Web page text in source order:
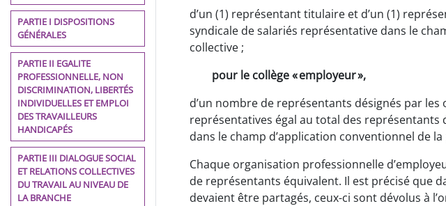
PARTIE I DISPOSITIONS
GÉNÉRALES
PARTIE II EGALITE
PROFESSIONNELLE, NON
DISCRIMINATION, LIBERTÉS
INDIVIDUELLES ET EMPLOI
DES TRAVAILLEURS
HANDICAPÉS
PARTIE III DIALOGUE SOCIAL
ET RELATIONS COLLECTIVES
DU TRAVAIL AU NIVEAU DE
LA BRANCHE
d’un (1) représentant titulaire et d’un (1)
syndicale de salariés représentative dans le
collective ;
pour le collège « employeur »,
d’un nombre de représentants désignés par
représentatives égal au total des
dans le champ d’application conventionnel de
Chaque organisation professionnelle
de représentants équivalent. Il est précisé que
devaient être partagés, ceux-ci sont dévolus à